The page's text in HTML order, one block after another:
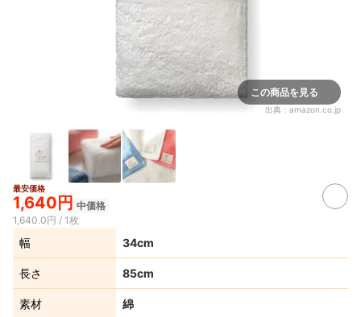
この商品を見る
出典： amazon.co.jp
最安価格
1,640円 中価格
1,640.0円 / 1枚
幅 34cm
長さ 85cm
素材 綿